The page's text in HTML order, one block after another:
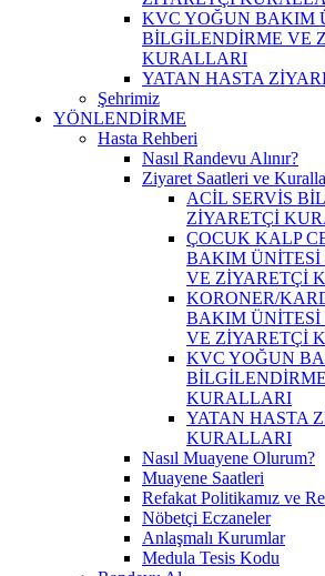
KVC YOĞUN BAKIM
BİLGİLENDİRME VE
KURALLARI
YATAN HASTA
Şehrimiz
YÖNLENDİRME
Hasta Rehberi
Nasıl Randevu Alınır?
Ziyaret Saatleri ve
ACİL SERVİS
ZİYARETÇİ
ÇOCUK KALP
BAKIM
VE ZİYARETÇİ
KORONER/
BAKIM
VE ZİYARETÇİ
KVC YOĞUN
KURALLARI
YATAN HASTA
KURALLARI
Nasıl Muayene Olurum?
Muayene Saatleri
Refakat Politikamız ve
Nöbetçi Eczaneler
Anlaşmalı Kurumlar
Medula Tesis Kodu